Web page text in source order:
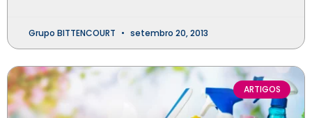
Grupo BITTENCOURT setembro 20, 2013
ARTIGOS